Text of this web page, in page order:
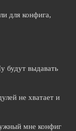
для конфига,
будут выдавать
не хватает и
мне конфиг